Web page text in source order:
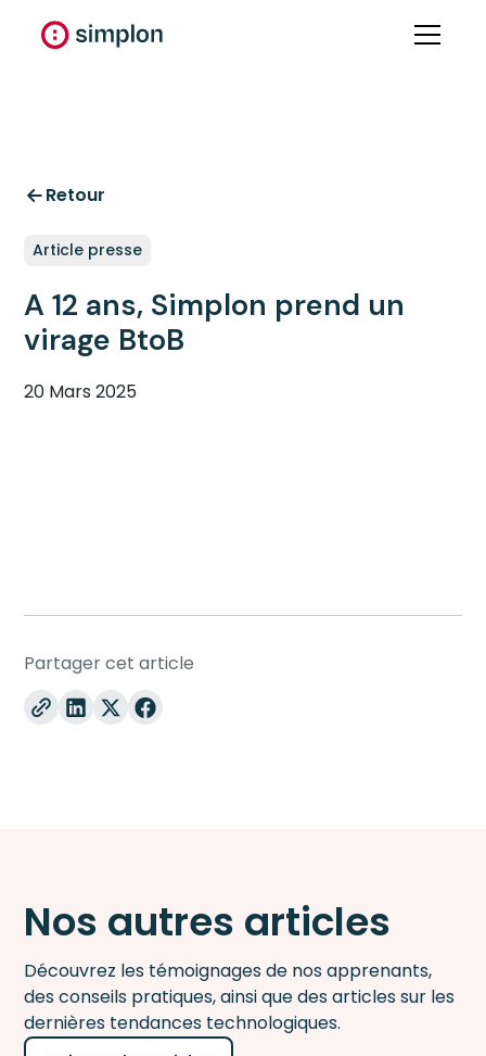
Retour
Article presse
A 12 ans, Simplon prend un
virage BtoB
20 Mars 2025
Partager cet article
Nos autres articles
Découvrez les témoignages de nos apprenants,
des conseils pratiques, ainsi que des articles sur les
dernières tendances technologiques.